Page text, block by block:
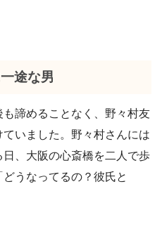
途な男
諦めることなく、野々村友
いました。野々村さんには
、大阪の心斎橋を二人で歩
うなってるの？彼氏と